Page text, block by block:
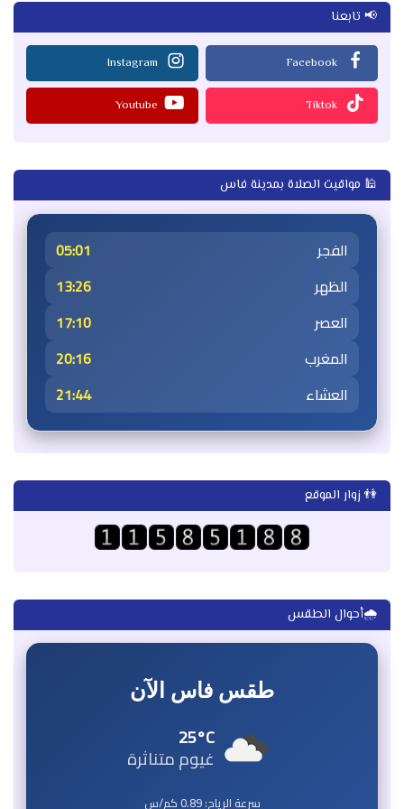
📢 تابعنا
Facebook
Instagram
Tiktok
Youtube
🕌 مواقيت الصلاة بمدينة فاس
الفجر
05:01
الظهر
13:26
العصر
17:10
المغرب
20:16
العشاء
21:44
👫 زوار الموقع
🌧️أحوال الطقس
طقس فاس الآن
25°C
غيوم متناثرة
سرعة الرياح:0.89كم/س